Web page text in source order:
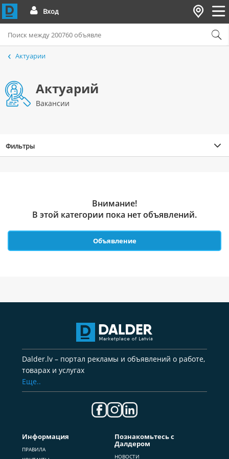
Вход
Актуарии
Актуарий
Вакансии
Фильтры
Внимание!
В этой категории пока нет объявлений.
Объявление
Dalder.lv – портал рекламы и объявлений о работе,
товарах и услугах
Еще..
Информация
ПРАВИЛА
Познакомьтесь с
Далдером
НОВОСТИ